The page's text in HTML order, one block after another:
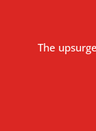
The